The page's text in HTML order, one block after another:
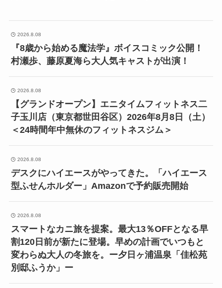
2026.8.08
『8歳から始める魔法学』ボイスコミック公開！
村瀬歩、藤原夏海ら大人気キャストが出演！
2026.8.08
【グランドオープン】エニタイムフィットネス二
子玉川店（東京都世田谷区）2026年8月8日（土）
＜24時間年中無休のフィットネスジム＞
2026.8.08
デスクにハイエースがやってきた。「ハイエース
型ふせんホルダー」Amazonで予約販売開始
2026.8.08
スマートなカニ旅を提案。最大13％OFFとなる早
割120日前が新たに登場。早めの計画でいつもと
変わらぬ大人の冬旅を。ー夕日ヶ浦温泉「佳松苑
別邸ふうか」ー